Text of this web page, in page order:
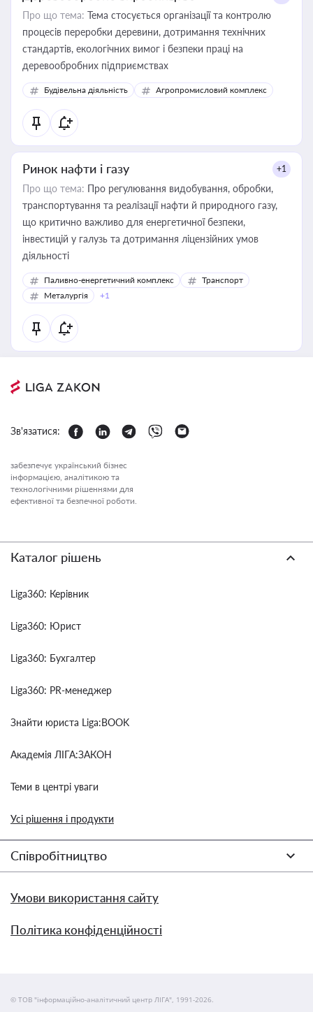
Про що тема: Тема стосується організації та контролю
процесів переробки деревини, дотримання технічних
стандартів, екологічних вимог і безпеки праці на
деревообробних підприємствах
Будівельна діяльність Агропромисловий комплекс
Ринок нафти і газу +1
Про що тема: Про регулювання видобування, обробки,
транспортування та реалізації нафти й природного газу,
що критично важливо для енергетичної безпеки,
інвестицій у галузь та дотримання ліцензійних умов
діяльності
Паливно-енергетичний комплекс
Транспорт
Металургія
+1
Зв'язатися:
забезпечує український бізнес
інформацією, аналітикою та
технологічними рішеннями для
ефективної та безпечної роботи.
Каталог рішень
Liga360: Керівник
Liga360: Юрист
Liga360: Бухгалтер
Liga360: PR-менеджер
Знайти юриста Liga:BOOK
Академія ЛІГА:ЗАКОН
Теми в центрі уваги
Усі рішення і продукти
Співробітництво
Умови використання сайту
Політика конфіденційності
© ТОВ "інформаційно-аналітичний центр ЛІГА", 1991-2026.